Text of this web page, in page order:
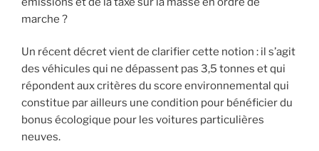
marche ?
Un récent décret vient de clarifier cette notion : il s’agit
des véhicules qui ne dépassent pas 3,5 tonnes et qui
répondent aux critères du score environnemental qui
constitue par ailleurs une condition pour bénéficier du
bonus écologique pour les voitures particulières
neuves.